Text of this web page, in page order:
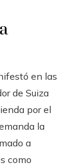
en las
de Suiza
por el
la
a
como